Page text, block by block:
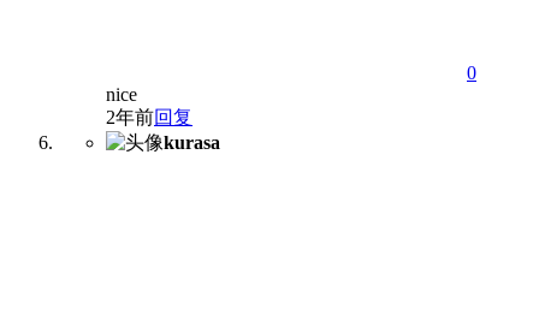
0
nice
2年前回复
kurasa